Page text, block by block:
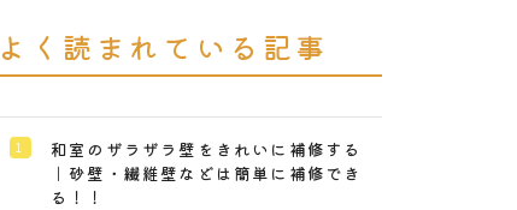
よく読まれている記事
和室のザラザラ壁をきれいに補修する
｜砂壁・繊維壁などは簡単に補修でき
る！！